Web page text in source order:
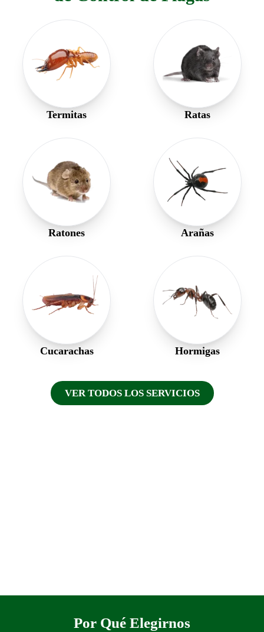
Termitas Ratas
Ratones Arañas
Cucarachas Hormigas
VER TODOS LOS SERVICIOS
Por Qué Elegirnos